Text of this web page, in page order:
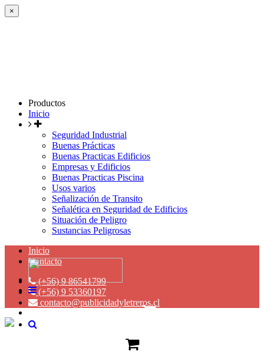
×
Productos
Inicio
Seguridad Industrial
Buenas Prácticas
Buenas Practicas Edificios
Empresas y Edificios
Buenas Practicas Piscina
Usos varios
Señalización de Transito
Señalética en Seguridad de Edificios
Situación de Peligro
Sustancias Peligrosas
Inicio
Contacto
(+56) 9 86541799
(+56) 9 53360197
contacto@publicidadyletreros.cl